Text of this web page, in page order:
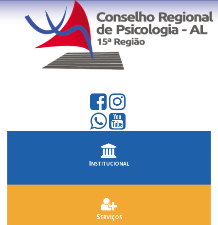
Institucional
Serviços